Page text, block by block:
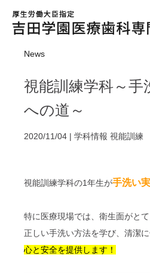
News
視能訓練学科～手
への道～
2020/11/04 | 学科情報 視能訓練
視能訓練学科の1年生が手洗い
特に医療現場では、衛生面がと
正しい手洗い方法を学び、清潔
心と安全を提供します！